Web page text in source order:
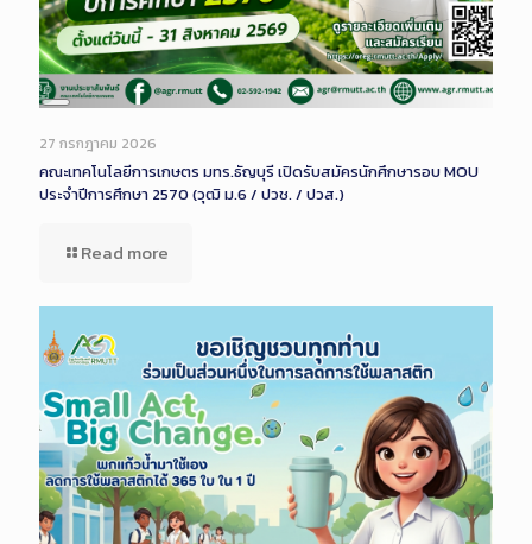
Long
Description
27 กรกฎาคม 2026
คณะเทคโนโลยีการเกษตร มทร.ธัญบุรี เปิดรับสมัครนักศึกษารอบ MOU
ประจำปีการศึกษา 2570 (วุฒิ ม.6 / ปวช. / ปวส.)
Read more